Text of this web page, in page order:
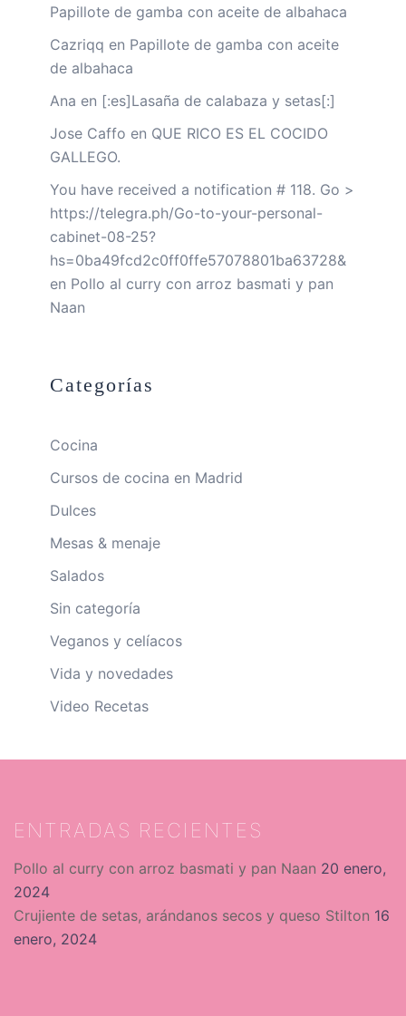
Papillote de gamba con aceite de albahaca
Cazriqq en Papillote de gamba con aceite
de albahaca
Ana en [:es]Lasaña de calabaza y setas[:]
Jose Caffo en QUE RICO ES EL COCIDO
GALLEGO.
You have received a notification # 118. Go >
https://telegra.ph/Go-to-your-personal-
cabinet-08-25?
hs=0ba49fcd2c0ff0ffe57078801ba63728&
en Pollo al curry con arroz basmati y pan
Naan
Categorías
Cocina
Cursos de cocina en Madrid
Dulces
Mesas & menaje
Salados
Sin categoría
Veganos y celíacos
Vida y novedades
Video Recetas
ENTRADAS RECIENTES
Pollo al curry con arroz basmati y pan Naan 20 enero,
2024
Crujiente de setas, arándanos secos y queso Stilton 16
enero, 2024